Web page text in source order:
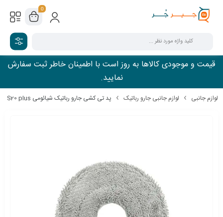
0
قیمت و موجودی کالاها به روز است با اطمینان خاطر ثبت سفارش
نمایید.
لوازم جانبی لوازم جانبی جارو رباتیک پد تی کشی جارو رباتیک شیائومی S20 plus